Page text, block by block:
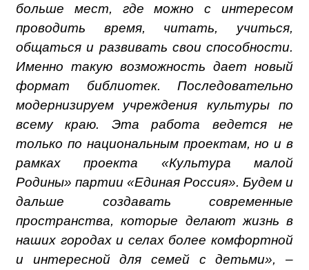
больше мест, где можно с интересом
проводить время, читать, учиться,
общаться и развивать свои способности.
Именно такую возможность дает новый
формат библиотек. Последовательно
модернизируем учреждения культуры по
всему краю. Эта работа ведется не
только по национальным проектам, но и в
рамках проекта «Культура малой
Родины» партии «Единая Россия». Будем и
дальше создавать современные
пространства, которые делают жизнь в
наших городах и селах более комфортной
и интересной для семей с детьми», –